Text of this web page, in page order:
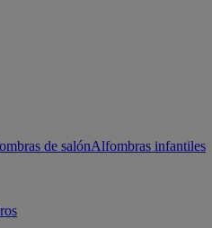
de salónAlfombras infantiles